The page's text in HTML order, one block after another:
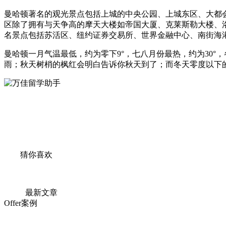
曼哈顿著名的观光景点包括上城的中央公园、上城东区、大
区除了拥有与天争高的摩天大楼如帝国大厦、克莱斯勒大楼
名景点包括苏活区、纽约证券交易所、世界金融中心、南街
曼哈顿一月气温最低，约为零下9°，七八月份最热，约为30°
雨；秋天树梢的枫红会明白告诉你秋天到了；而冬天零度以
猜你喜欢
最新文章
Offer案例